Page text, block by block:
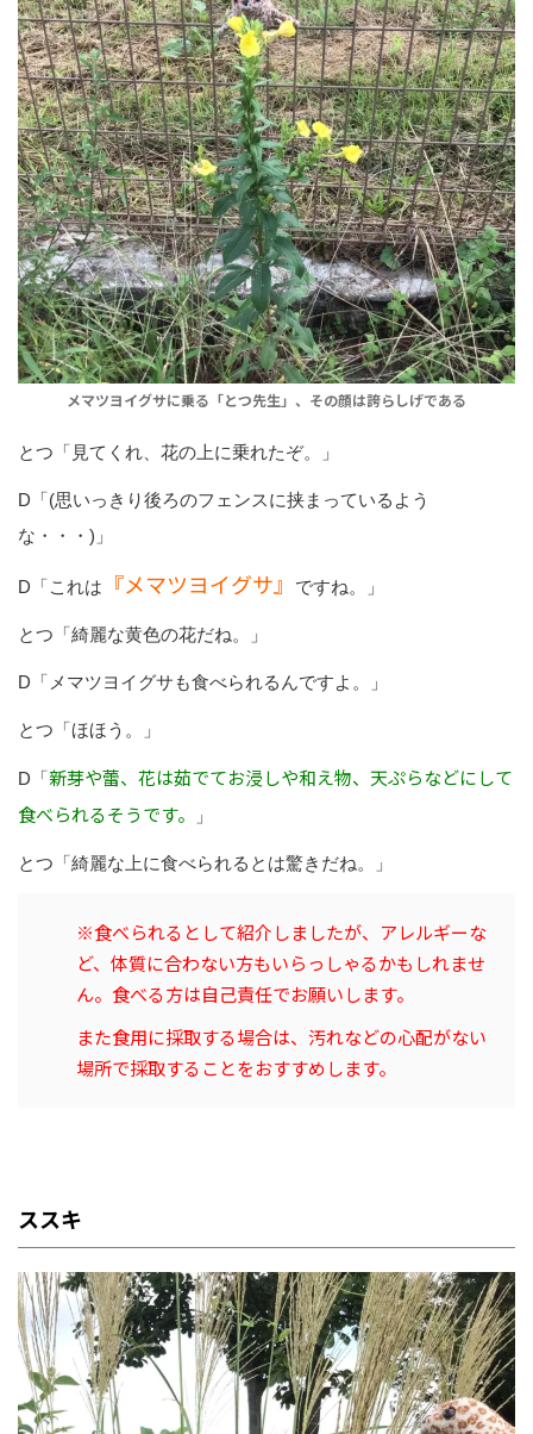
メマツヨイグサに乗る「とつ先生」、その顔は誇らしげである
とつ「見てくれ、花の上に乗れたぞ。」
D「(思いっきり後ろのフェンスに挟まっているよう
な・・・)」
D「これは 『メマツヨイグサ』 ですね。」
とつ「綺麗な黄色の花だね。」
D「メマツヨイグサも食べられるんですよ。」
とつ「ほほう。」
D「新芽や蕾、花は茹でてお浸しや和え物、天ぷらなどにして
食べられるそうです。
」
とつ「綺麗な上に食べられるとは驚きだね。」
※食べられるとして紹介しましたが、アレルギーな
ど、体質に合わない方もいらっしゃるかもしれませ
ん。食べる方は自己責任でお願いします。
また食用に採取する場合は、汚れなどの心配がない
場所で採取することをおすすめします。
ススキ